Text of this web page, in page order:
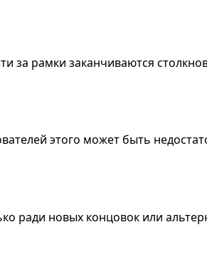
за рамки заканчиваются
этого может быть
ради новых концовок или